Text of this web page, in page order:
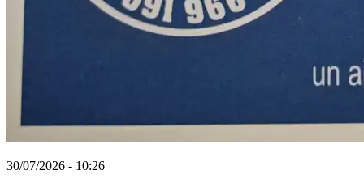
30/07/2026 - 10:26